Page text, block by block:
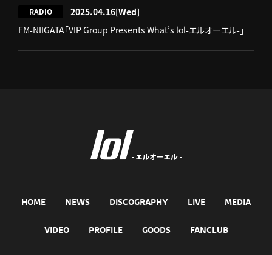
RADIO 2025.04.16[Wed]
FM-NIIGATA「VIP Group Presents What’s lol-エルオーエル-」
HOME NEWS DISCOGRAPHY LIVE MEDIA
VIDEO PROFILE GOODS FANCLUB